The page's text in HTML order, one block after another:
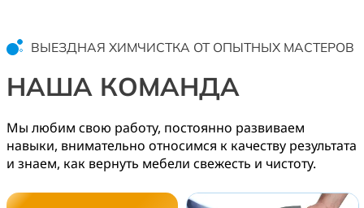
ВЫЕЗДНАЯ ХИМЧИСТКА ОТ ОПЫТНЫХ МАСТЕРОВ
НАША КОМАНДА
Мы любим свою работу, постоянно развиваем
навыки, внимательно относимся к качеству результата
и знаем, как вернуть мебели свежесть и чистоту.